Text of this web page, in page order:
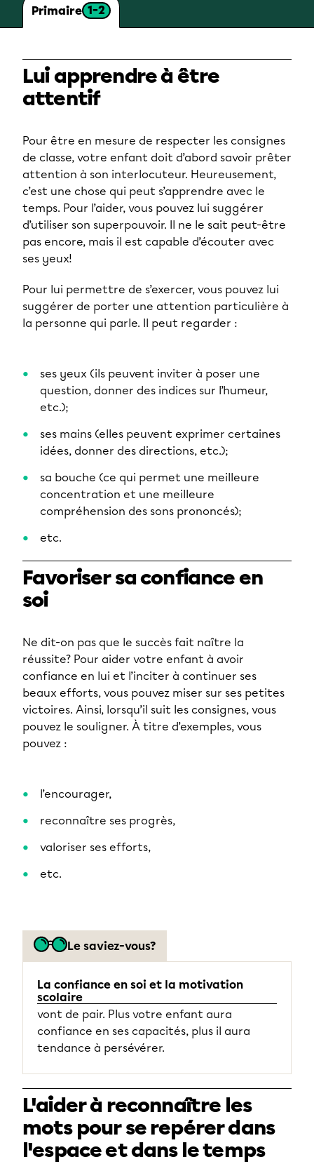
Primaire 1-2
Lui apprendre à être
attentif
Pour être en mesure de respecter les consignes
de classe, votre enfant doit d’abord savoir prêter
attention à son interlocuteur. Heureusement,
c’est une chose qui peut s’apprendre avec le
temps. Pour l’aider, vous pouvez lui suggérer
d’utiliser son superpouvoir. Il ne le sait peut-être
pas encore, mais il est capable d’écouter avec
ses yeux!
Pour lui permettre de s’exercer, vous pouvez lui
suggérer de porter une attention particulière à
la personne qui parle. Il peut regarder :
ses yeux (ils peuvent inviter à poser une
question, donner des indices sur l’humeur,
etc.);
ses mains (elles peuvent exprimer certaines
idées, donner des directions, etc.);
sa bouche (ce qui permet une meilleure
concentration et une meilleure
compréhension des sons prononcés);
etc.
Favoriser sa confiance en
soi
Ne dit-on pas que le succès fait naître la
réussite? Pour aider votre enfant à avoir
confiance en lui et l’inciter à continuer ses
beaux efforts, vous pouvez miser sur ses petites
victoires. Ainsi, lorsqu’il suit les consignes, vous
pouvez le souligner. À titre d’exemples, vous
pouvez :
l’encourager,
reconnaître ses progrès,
valoriser ses efforts,
etc.
Le saviez-vous?
La confiance en soi et la motivation
scolaire
vont de pair. Plus votre enfant aura
confiance en ses capacités, plus il aura
tendance à persévérer.
L'aider à reconnaître les
mots pour se repérer dans
l'espace et dans le temps